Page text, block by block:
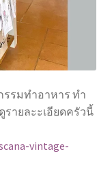
รมทำอาหาร ทำ
ายละะเอียดครัวนี้
vintage-